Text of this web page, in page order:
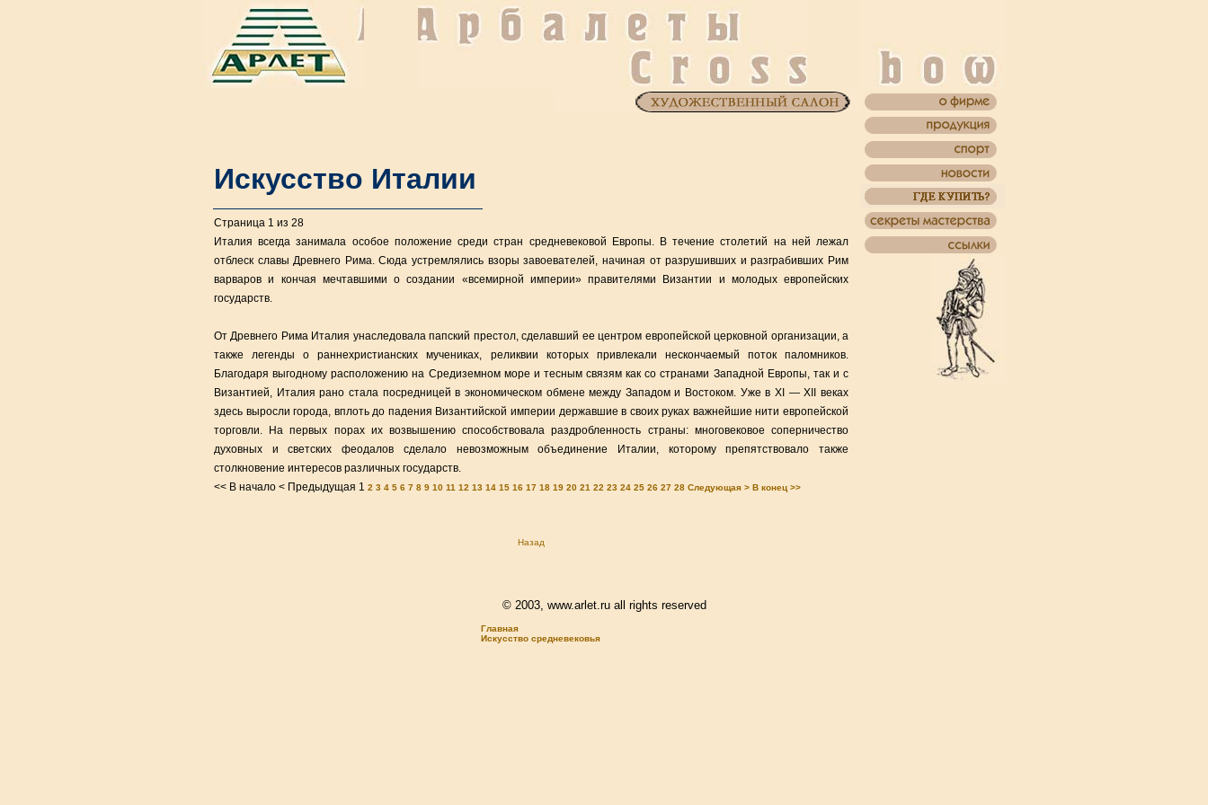
Искусство Италии
Страница 1 из 28
Италия всегда занимала особое положение среди стран средневековой Европы. В течение столетий на ней лежал
отблеск славы Древнего Рима. Сюда устремлялись взоры завоевателей, начиная от разрушивших и разграбивших Рим
варваров и кончая мечтавшими о создании «всемирной империи» правителями Византии и молодых европейских
государств.
От Древнего Рима Италия унаследовала папский престол, сделавший ее центром европейской церковной организации, а
также легенды о раннехристианских мучениках, реликвии которых привлекали нескончаемый поток паломников.
Благодаря выгодному расположению на Средиземном море и тесным связям как со странами Западной Европы, так и с
Византией, Италия рано стала посредницей в экономическом обмене между Западом и Востоком. Уже в XI — XII веках
здесь выросли города, вплоть до падения Византийской империи державшие в своих руках важнейшие нити европейской
торговли. На первых порах их возвышению способствовала раздробленность страны: многовековое соперничество
духовных и светских феодалов сделало невозможным объединение Италии, которому препятствовало также
столкновение интересов различных государств.
<< В начало < Предыдущая 1 2 3 4 5 6 7 8 9 10 11 12 13 14 15 16 17 18 19 20 21 22 23 24 25 26 27 28 Следующая > В конец >>
Назад
© 2003, www.arlet.ru all rights reserved
Главная
Искусство средневековья